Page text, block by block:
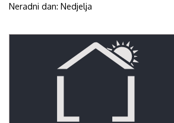
Neradni dan: Nedjelja